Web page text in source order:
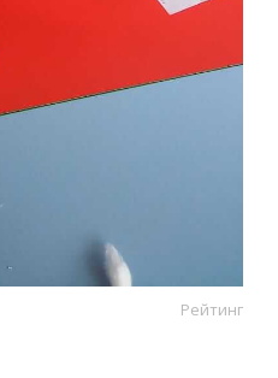
Рейтинг